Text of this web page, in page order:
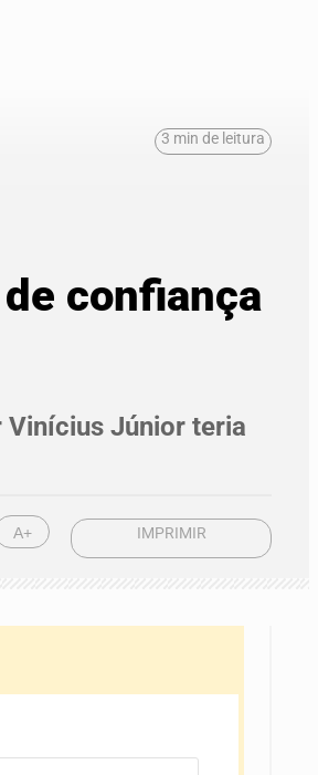
3 min de leitura
confiança
Vinícius Júnior teria
A+ IMPRIMIR